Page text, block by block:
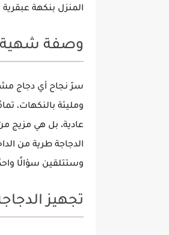
المنزل بنكهة
وصفة شهية
سرّ نجاح أي دجاج
ومليئة بالنكهات،
عادية، بل هي مزيج
الدجاجة طرية من
وستتلقين سؤالًا
تجهيز